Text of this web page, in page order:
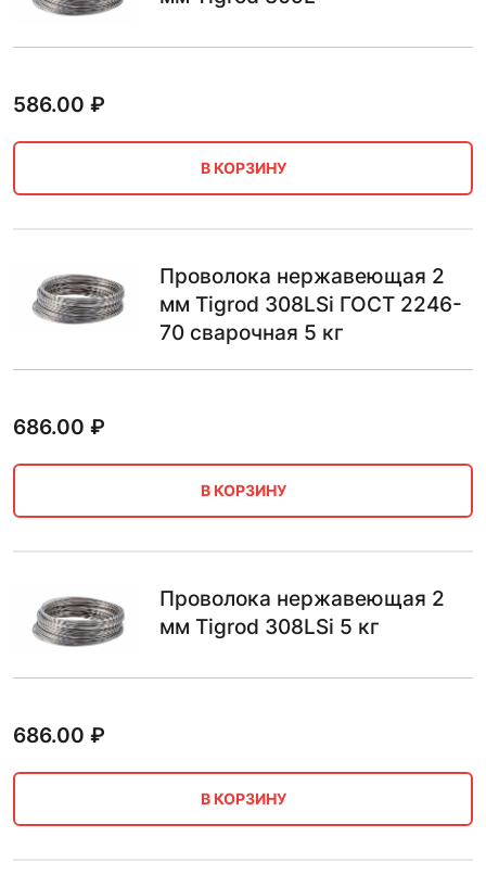
586.00 ₽
В КОРЗИНУ
Проволока нержавеющая 2
мм Tigrod 308LSi ГОСТ 2246-
70 сварочная 5 кг
686.00 ₽
В КОРЗИНУ
Проволока нержавеющая 2
мм Tigrod 308LSi 5 кг
686.00 ₽
В КОРЗИНУ